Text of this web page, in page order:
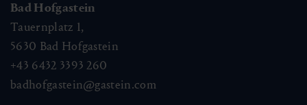
Bad Hofgastein
Tauernplatz 1,
5630 Bad Hofgastein
+43 6432 3393 260
badhofgastein@gastein.com